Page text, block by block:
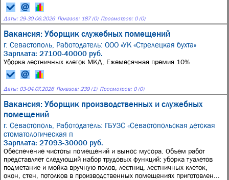
Даты: 29-30.06.2026 Показов: 187 (0) Просмотров: 0 (0)
Вакансия: Уборщик служебных помещений
г. Севастополь, Работодатель: ООО «УК «Стрелецкая бухта»
Зарплата: 27100-40000 руб.
Уборка лестничных клеток МКД, Ежемесячная премия 10%
Даты: 03-04.07.2026 Показов: 239 (1) Просмотров: 0 (0)
Вакансия: Уборщик производственных и служебных
помещений
г. Севастополь, Работодатель: ГБУЗС «Севастопольская детская
стоматологическая п
Зарплата: 27093-30000 руб.
Обеспечение чистоты помещений и вынос мусора. Объем работ
представляет следующий набор трудовых функций: уборка туалетов
подметание и мойка вручную полов, лестниц, лестничных клеток,
окон, стен, потолков в производственных помещениях приготовлен...